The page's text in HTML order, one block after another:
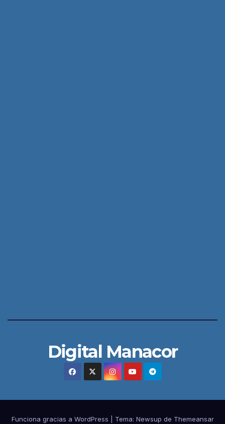
Digital Manacor
Funciona gracias a WordPress Tema: Newsup de Themeansar